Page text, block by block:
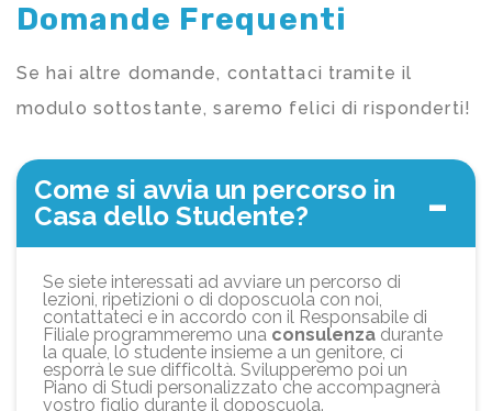
Domande Frequenti
Se hai altre domande, contattaci tramite il
modulo sottostante, saremo felici di risponderti!
Come si avvia un percorso in
Casa dello Studente?
Se siete interessati ad avviare un percorso di
lezioni, ripetizioni o di doposcuola con noi,
contattateci e in accordo con il Responsabile di
Filiale programmeremo una consulenza durante
la quale, lo studente insieme a un genitore, ci
esporrà le sue difficoltà. Svilupperemo poi un
Piano di Studi personalizzato che accompagnerà
vostro figlio durante il doposcuola.